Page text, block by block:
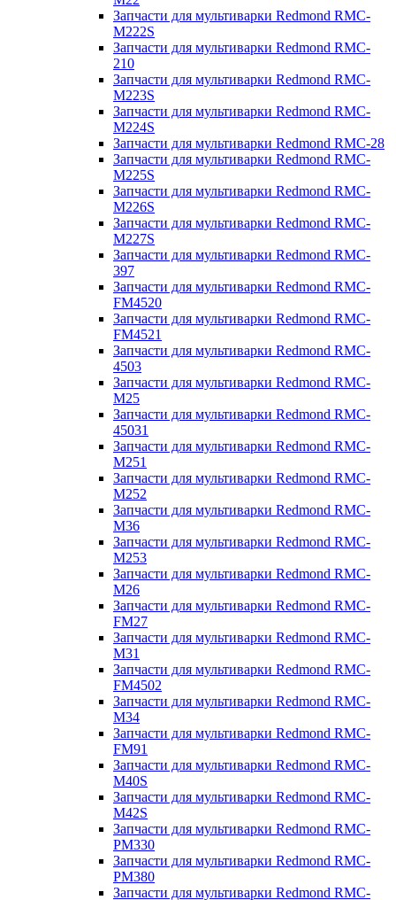
Запчасти для мультиварки Redmond RMC-
M222S
Запчасти для мультиварки Redmond RMC-
210
Запчасти для мультиварки Redmond RMC-
M223S
Запчасти для мультиварки Redmond RMC-
M224S
Запчасти для мультиварки Redmond RMC-28
Запчасти для мультиварки Redmond RMC-
M225S
Запчасти для мультиварки Redmond RMC-
M226S
Запчасти для мультиварки Redmond RMC-
M227S
Запчасти для мультиварки Redmond RMC-
397
Запчасти для мультиварки Redmond RMC-
FM4520
Запчасти для мультиварки Redmond RMC-
FM4521
Запчасти для мультиварки Redmond RMC-
4503
Запчасти для мультиварки Redmond RMC-
M25
Запчасти для мультиварки Redmond RMC-
45031
Запчасти для мультиварки Redmond RMC-
M251
Запчасти для мультиварки Redmond RMC-
M252
Запчасти для мультиварки Redmond RMC-
M36
Запчасти для мультиварки Redmond RMC-
M253
Запчасти для мультиварки Redmond RMC-
M26
Запчасти для мультиварки Redmond RMC-
FM27
Запчасти для мультиварки Redmond RMC-
M31
Запчасти для мультиварки Redmond RMC-
FM4502
Запчасти для мультиварки Redmond RMC-
M34
Запчасти для мультиварки Redmond RMC-
FM91
Запчасти для мультиварки Redmond RMC-
M40S
Запчасти для мультиварки Redmond RMC-
M42S
Запчасти для мультиварки Redmond RMC-
PM330
Запчасти для мультиварки Redmond RMC-
PM380
Запчасти для мультиварки Redmond RMC-